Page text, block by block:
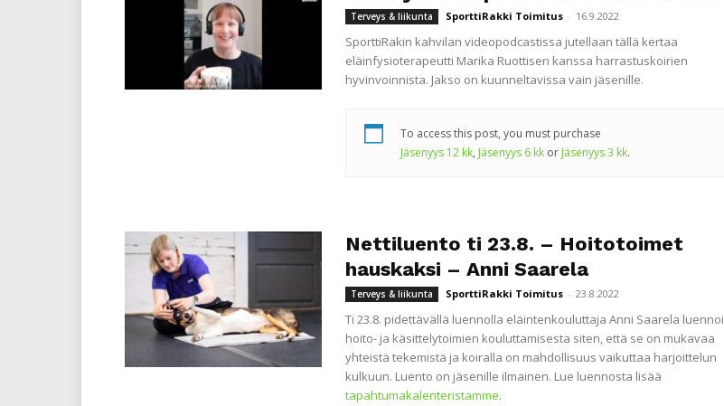
Terveys & liikunta SporttiRakki Toimitus - 16.9.2022
SporttiRakin kahvilan videopodcastissa jutellaan tällä kertaa
eläinfysioterapeutti Marika Ruottisen kanssa harrastuskoirien
hyvinvoinnista. Jakso on kuunneltavissa vain jäsenille.
To access this post, you must purchase
Jäsenyys 12 kk, Jäsenyys 6 kk or Jäsenyys 3 kk.
Nettiluento ti 23.8. – Hoitotoimet
hauskaksi – Anni Saarela
Terveys & liikunta SporttiRakki Toimitus - 23.8.2022
Ti 23.8. pidettävällä luennolla eläintenkouluttaja Anni Saarela luennoi
hoito- ja käsittelytoimien kouluttamisesta siten, että se on mukavaa
yhteistä tekemistä ja koiralla on mahdollisuus vaikuttaa harjoittelun
kulkuun. Luento on jäsenille ilmainen. Lue luennosta lisää
tapahtumakalenteristamme.